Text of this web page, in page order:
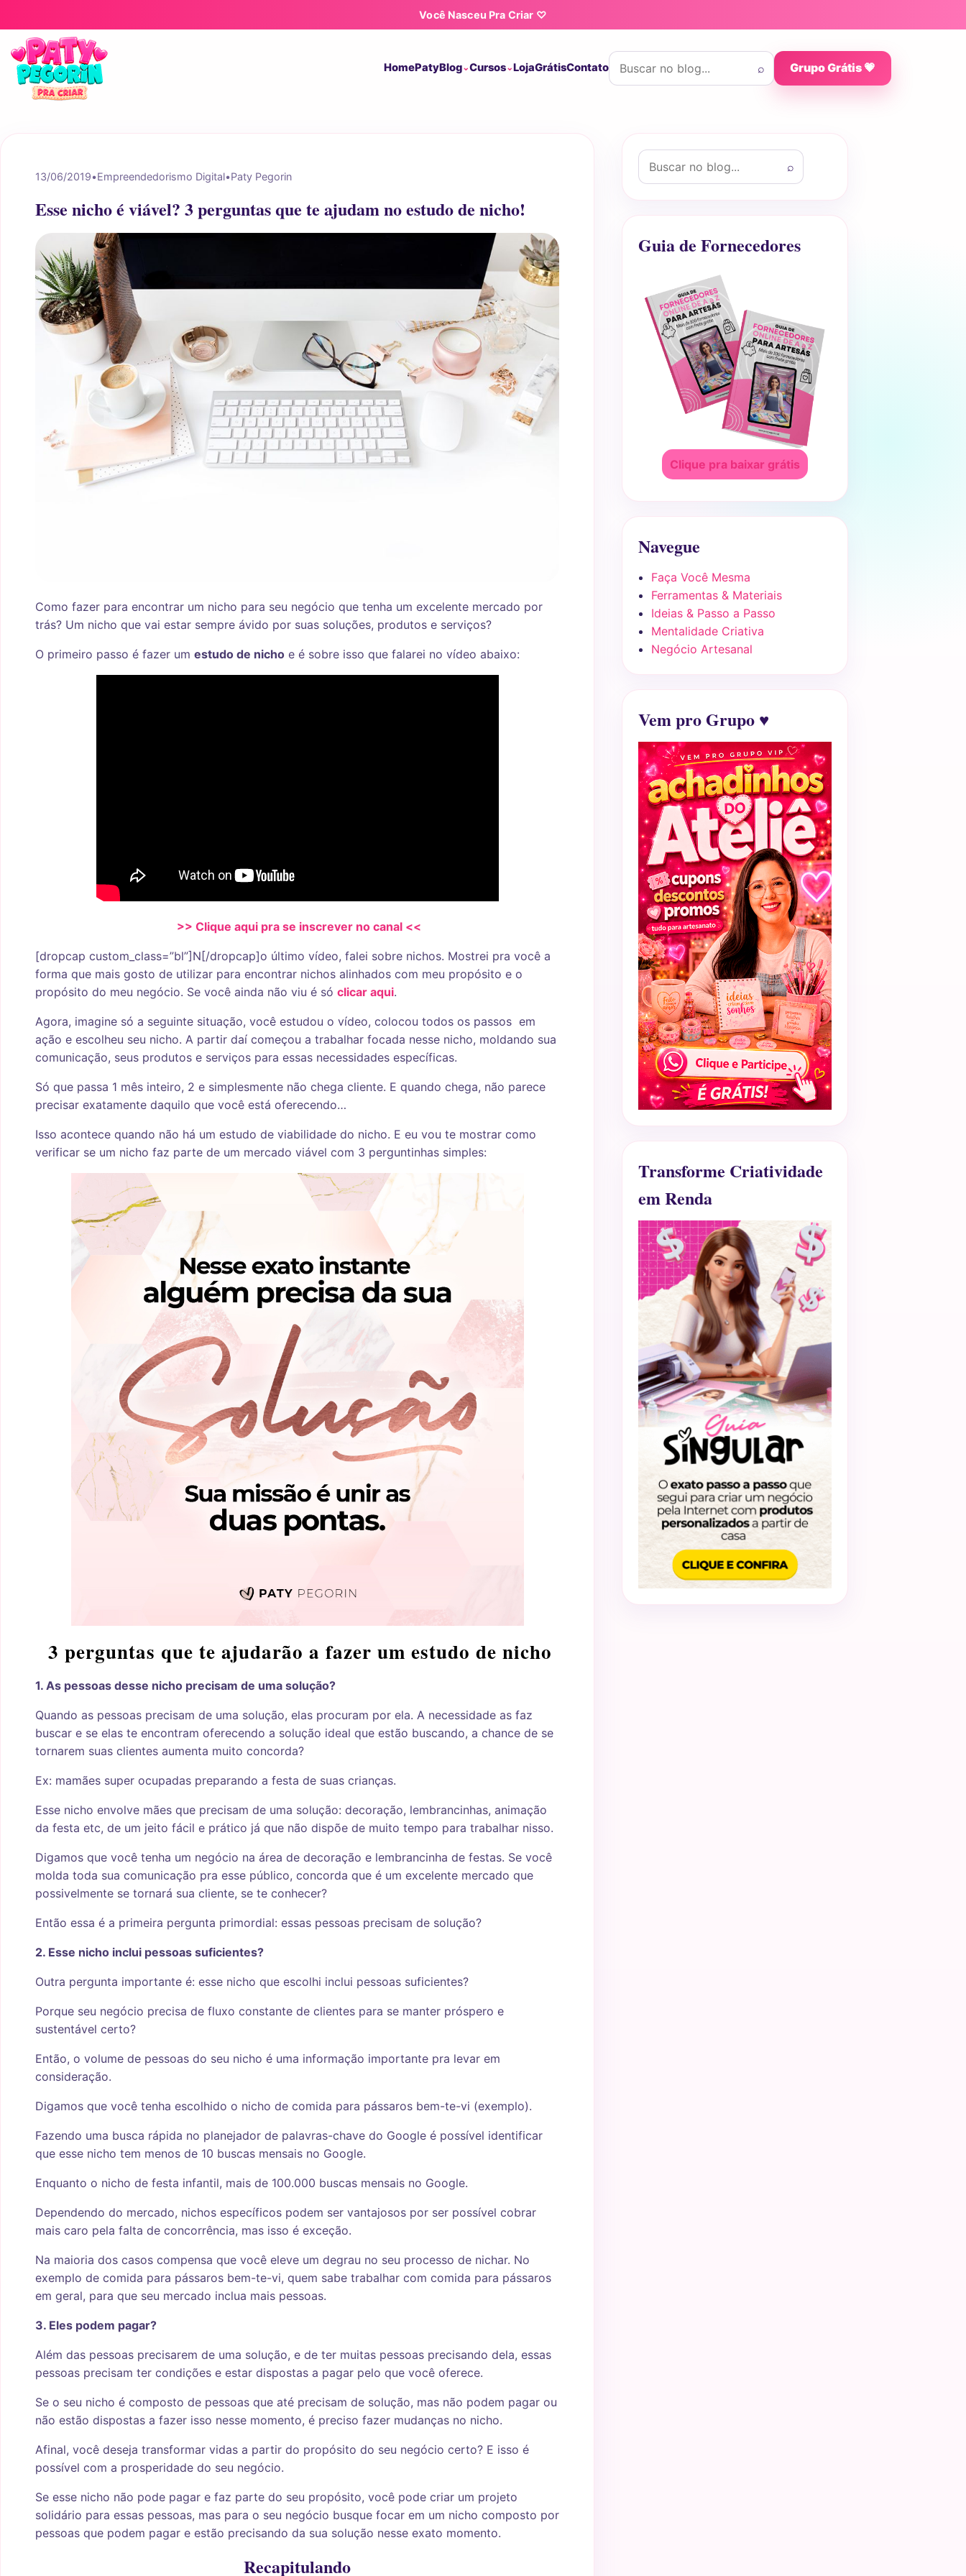
Você Nasceu Pra Criar ♡
HomePatyBlog Cursos LojaGrátisContato
Buscar por:
⌕ Grupo Grátis 💗
13/06/2019•Empreendedorismo Digital•Paty Pegorin
Esse nicho é viável? 3 perguntas que te ajudam no estudo de nicho!
Como fazer para encontrar um nicho para seu negócio que tenha um excelente mercado por
trás? Um nicho que vai estar sempre ávido por suas soluções, produtos e serviços?
O primeiro passo é fazer um estudo de nicho e é sobre isso que falarei no vídeo abaixo:
>> Clique aqui pra se inscrever no canal <<
[dropcap custom_class=”bl”]N[/dropcap]o último vídeo, falei sobre nichos. Mostrei pra você a
forma que mais gosto de utilizar para encontrar nichos alinhados com meu propósito e o
propósito do meu negócio. Se você ainda não viu é só clicar aqui.
Agora, imagine só a seguinte situação, você estudou o vídeo, colocou todos os passos em
ação e escolheu seu nicho. A partir daí começou a trabalhar focada nesse nicho, moldando sua
comunicação, seus produtos e serviços para essas necessidades específicas.
Só que passa 1 mês inteiro, 2 e simplesmente não chega cliente. E quando chega, não parece
precisar exatamente daquilo que você está oferecendo…
Isso acontece quando não há um estudo de viabilidade do nicho. E eu vou te mostrar como
verificar se um nicho faz parte de um mercado viável com 3 perguntinhas simples:
3 perguntas que te ajudarão a fazer um estudo de nicho
1. As pessoas desse nicho precisam de uma solução?
Quando as pessoas precisam de uma solução, elas procuram por ela. A necessidade as faz
buscar e se elas te encontram oferecendo a solução ideal que estão buscando, a chance de se
tornarem suas clientes aumenta muito concorda?
Ex: mamães super ocupadas preparando a festa de suas crianças.
Esse nicho envolve mães que precisam de uma solução: decoração, lembrancinhas, animação
da festa etc, de um jeito fácil e prático já que não dispõe de muito tempo para trabalhar nisso.
Digamos que você tenha um negócio na área de decoração e lembrancinha de festas. Se você
molda toda sua comunicação pra esse público, concorda que é um excelente mercado que
possivelmente se tornará sua cliente, se te conhecer?
Então essa é a primeira pergunta primordial: essas pessoas precisam de solução?
2. Esse nicho inclui pessoas suficientes?
Outra pergunta importante é: esse nicho que escolhi inclui pessoas suficientes?
Porque seu negócio precisa de fluxo constante de clientes para se manter próspero e
sustentável certo?
Então, o volume de pessoas do seu nicho é uma informação importante pra levar em
consideração.
Digamos que você tenha escolhido o nicho de comida para pássaros bem-te-vi (exemplo).
Fazendo uma busca rápida no planejador de palavras-chave do Google é possível identificar
que esse nicho tem menos de 10 buscas mensais no Google.
Enquanto o nicho de festa infantil, mais de 100.000 buscas mensais no Google.
Dependendo do mercado, nichos específicos podem ser vantajosos por ser possível cobrar
mais caro pela falta de concorrência, mas isso é exceção.
Na maioria dos casos compensa que você eleve um degrau no seu processo de nichar. No
exemplo de comida para pássaros bem-te-vi, quem sabe trabalhar com comida para pássaros
em geral, para que seu mercado inclua mais pessoas.
3. Eles podem pagar?
Além das pessoas precisarem de uma solução, e de ter muitas pessoas precisando dela, essas
pessoas precisam ter condições e estar dispostas a pagar pelo que você oferece.
Se o seu nicho é composto de pessoas que até precisam de solução, mas não podem pagar ou
não estão dispostas a fazer isso nesse momento, é preciso fazer mudanças no nicho.
Afinal, você deseja transformar vidas a partir do propósito do seu negócio certo? E isso é
possível com a prosperidade do seu negócio.
Se esse nicho não pode pagar e faz parte do seu propósito, você pode criar um projeto
solidário para essas pessoas, mas para o seu negócio busque focar em um nicho composto por
pessoas que podem pagar e estão precisando da sua solução nesse exato momento.
Recapitulando
Buscar por:
⌕
Guia de Fornecedores
Clique pra baixar grátis
Navegue
Faça Você Mesma
Ferramentas & Materiais
Ideias & Passo a Passo
Mentalidade Criativa
Negócio Artesanal
Vem pro Grupo ♥
Transforme Criatividade
em Renda